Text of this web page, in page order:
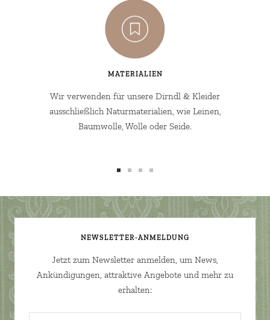
MATERIALIEN
Wir verwenden für unsere Dirndl & Kleider
ausschließlich Naturmaterialien, wie Leinen,
Baumwolle, Wolle oder Seide.
1
2 3
4
NEWSLETTER-ANMELDUNG
Jetzt zum Newsletter anmelden, um News,
Ankündigungen, attraktive Angebote und mehr zu
erhalten: